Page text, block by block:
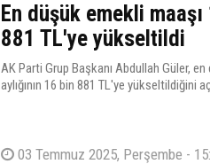
En düşük emekli
881 TL'ye yükseltildi
AK Parti Grup Başkanı Abdullah Güler,
aylığının 16 bin 881 TL'ye yükseltildiğini
03 Temmuz 2025, Perşembe -